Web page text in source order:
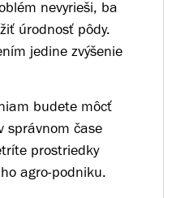
nevyrieši, ba
úrodnosť pôdy.
jedine zvýšenie
budete môcť
správnom čase
prostriedky
agro-podniku.